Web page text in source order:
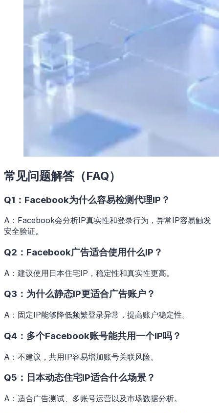
常见问题解答（FAQ）
Q1：Facebook为什么容易检测代理IP？
A：Facebook会分析IP真实性和登录行为，异常IP容易触发
安全验证。
Q2：Facebook广告适合使用什么IP？
A：建议使用日本住宅IP，稳定性和真实性更高。
Q3：为什么静态IP更适合广告账户？
A：固定IP能够降低频繁登录异常，提高账户稳定性。
Q4：多个Facebook账号能共用一个IP吗？
A：不建议，共用IP容易增加账号关联风险。
Q5：日本动态住宅IP适合什么场景？
A：适合广告测试、多账号运营以及市场数据分析。